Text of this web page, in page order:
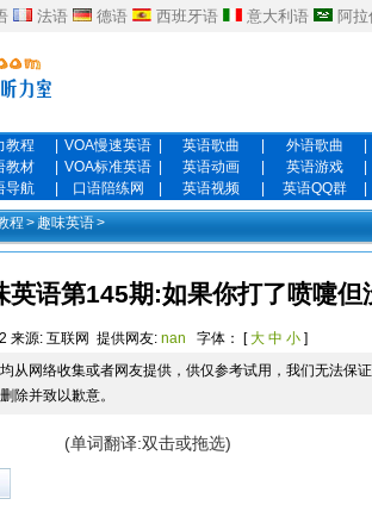
法语 德语 西班牙语 意大利语 阿
教程 VOA慢速英语 英语歌曲 外语歌曲
教材 VOA标准英语 英语动画 英语游戏
导航 口语陪练网 英语视频 英语QQ群
程 > 趣味英语>
英语第145期:如果你打了喷嚏但
来源: 互联网 提供网友: nan 字体： [大 中 小 ]
从网络收集或者网友提供，供仅参考试用，我们无法保
除并致以歉意。
(单词翻译:双击或拖选)